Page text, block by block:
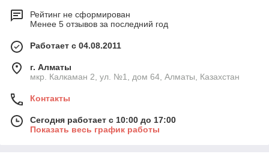
Рейтинг не сформирован
Менее 5 отзывов за последний год
Работает с 04.08.2011
г. Алматы
мкр. Калкаман 2, ул. №1, дом 64, Алматы, Казахстан
Контакты
Сегодня работает с 10:00 до 17:00
Показать весь график работы